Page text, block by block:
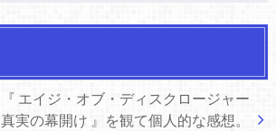
『 エイジ・オブ・ディスクロージャー
真実の幕開け 』を観て個人的な感想。